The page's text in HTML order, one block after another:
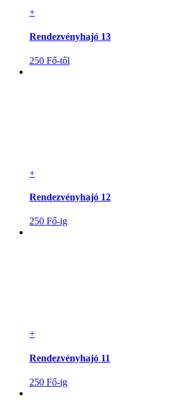
+
Rendezvényhajó 13
250 Fő-től
+
Rendezvényhajó 12
250 Fő-ig
+
Rendezvényhajó 11
250 Fő-ig